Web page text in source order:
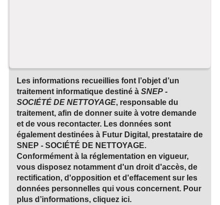
Les informations recueillies font l’objet d’un
traitement informatique destiné à SNEP -
SOCIÉTÉ DE NETTOYAGE, responsable du
traitement, afin de donner suite à votre demande
et de vous recontacter. Les données sont
également destinées à Futur Digital, prestataire de
SNEP - SOCIÉTÉ DE NETTOYAGE.
Conformément à la réglementation en vigueur,
vous disposez notamment d'un droit d'accès, de
rectification, d'opposition et d'effacement sur les
données personnelles qui vous concernent. Pour
plus d’informations, cliquez ici.